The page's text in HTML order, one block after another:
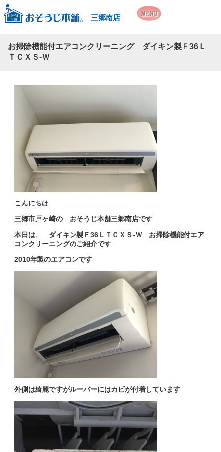
三郷南店
お掃除機能付エアコンクリーニング ダイキン製Ｆ36Ｌ
ＴＣＸＳ-Ｗ
こんにちは
三郷市戸ヶ崎の おそうじ本舗三郷南店です
本日は、 ダイキン製Ｆ36ＬＴＣＸＳ-Ｗ お掃除機能付エア
コンクリーニングのご紹介です
2010年製のエアコンです
外側は綺麗ですがルーバーにはカビが付着しています